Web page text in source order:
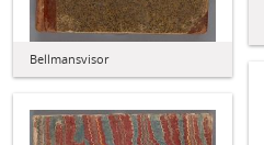
Bellmansvisor